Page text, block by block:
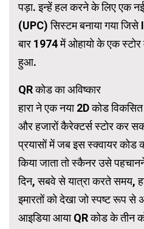
पड़ा. इन्हें हल करने के लिए एक
(UPC) सिस्टम बनाया गया जिसे
बार 1974 में ओहायो के एक
हुआ.
QR कोड का अविष्कार
हारा ने एक नया 2D कोड
और हजारों कैरेक्टर्स स्टोर कर
प्रयासों में जब इस स्क्वायर कोड
किया जाता तो स्कैनर उसे
दिन, सबवे से यात्रा करते समय,
इमारतों को देखा जो स्पष्ट रूप
आइडिया आया QR कोड के तीन